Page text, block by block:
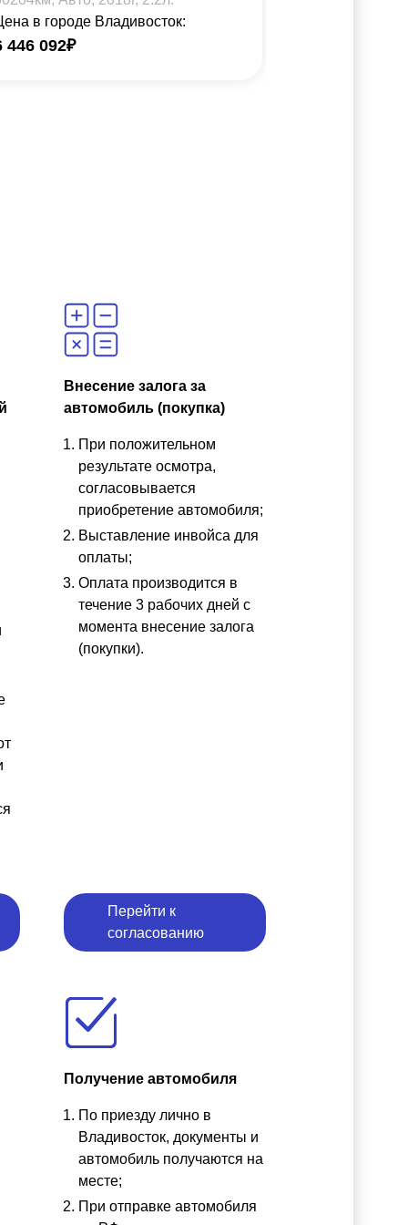
в городе Владивосток:
446 092₽
Внесение залога за
автомобиль (покупка)
При положительном
результате осмотра,
согласовывается
приобретение автомобиля;
Выставление инвойса для
оплаты;
Оплата производится в
течение 3 рабочих дней с
момента внесение залога
(покупки).
Перейти к
согласованию
Получение автомобиля
По приезду лично в
Владивосток, документы и
автомобиль получаются на
месте;
При отправке автомобиля